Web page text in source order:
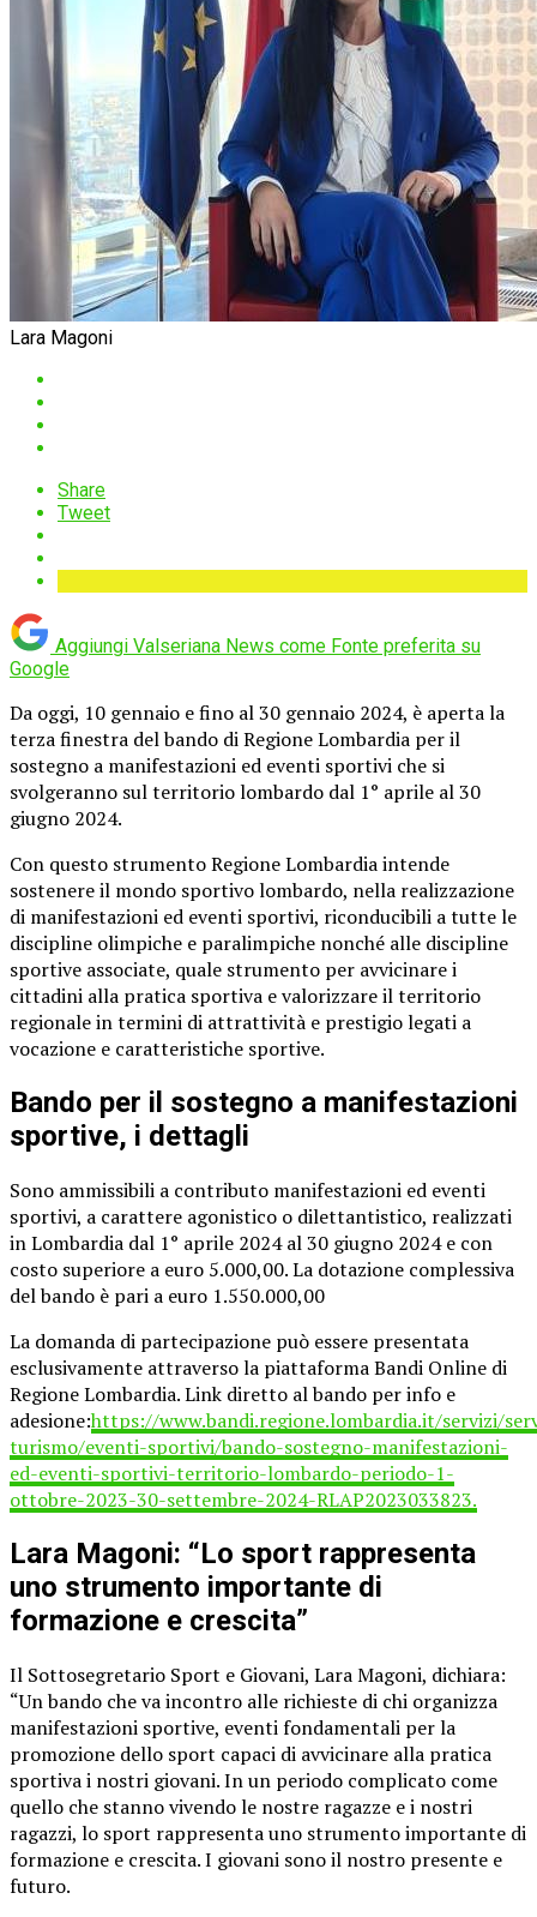
Lara Magoni
Share
Tweet
Aggiungi Valseriana News come Fonte preferita su
Google
Da oggi, 10 gennaio e fino al 30 gennaio 2024, è aperta la
terza finestra del bando di Regione Lombardia per il
sostegno a manifestazioni ed eventi sportivi che si
svolgeranno sul territorio lombardo dal 1° aprile al 30
giugno 2024.
Con questo strumento Regione Lombardia intende
sostenere il mondo sportivo lombardo, nella realizzazione
di manifestazioni ed eventi sportivi, riconducibili a tutte le
discipline olimpiche e paralimpiche nonché alle discipline
sportive associate, quale strumento per avvicinare i
cittadini alla pratica sportiva e valorizzare il territorio
regionale in termini di attrattività e prestigio legati a
vocazione e caratteristiche sportive.
Bando per il sostegno a manifestazioni
sportive, i dettagli
Sono ammissibili a contributo manifestazioni ed eventi
sportivi, a carattere agonistico o dilettantistico, realizzati
in Lombardia dal 1° aprile 2024 al 30 giugno 2024 e con
costo superiore a euro 5.000,00. La dotazione complessiva
del bando è pari a euro 1.550.000,00
La domanda di partecipazione può essere presentata
esclusivamente attraverso la piattaforma Bandi Online di
Regione Lombardia. Link diretto al bando per info e
adesione:https://www.bandi.regione.lombardia.it/servizi/
turismo/eventi-sportivi/bando-sostegno-manifestazioni-
ed-eventi-sportivi-territorio-lombardo-periodo-1-
ottobre-2023-30-settembre-2024-RLAP2023033823.
Lara Magoni: “Lo sport rappresenta
uno strumento importante di
formazione e crescita”
Il Sottosegretario Sport e Giovani, Lara Magoni, dichiara:
“Un bando che va incontro alle richieste di chi organizza
manifestazioni sportive, eventi fondamentali per la
promozione dello sport capaci di avvicinare alla pratica
sportiva i nostri giovani. In un periodo complicato come
quello che stanno vivendo le nostre ragazze e i nostri
ragazzi, lo sport rappresenta uno strumento importante di
formazione e crescita. I giovani sono il nostro presente e
futuro.